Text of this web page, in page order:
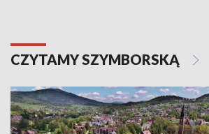
CZYTAMY SZYMBORSKĄ